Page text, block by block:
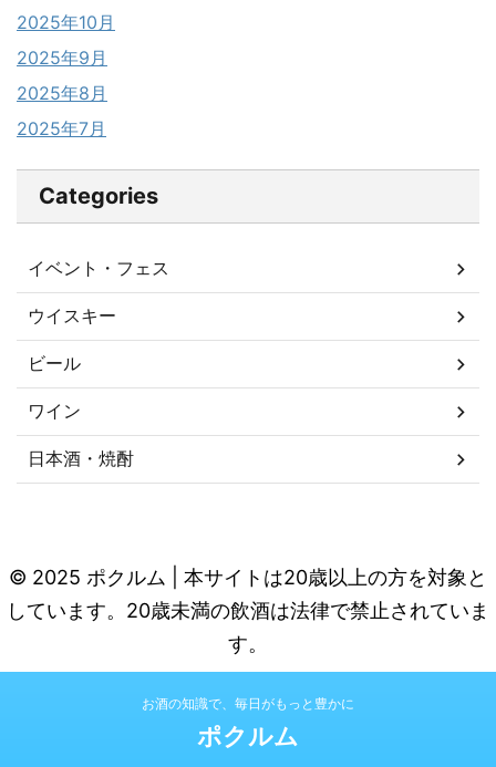
2025年10月
2025年9月
2025年8月
2025年7月
Categories
イベント・フェス
ウイスキー
ビール
ワイン
日本酒・焼酎
© 2025 ポクルム | 本サイトは20歳以上の方を対象と
しています。20歳未満の飲酒は法律で禁止されていま
す。
お酒の知識で、毎日がもっと豊かに
ポクルム